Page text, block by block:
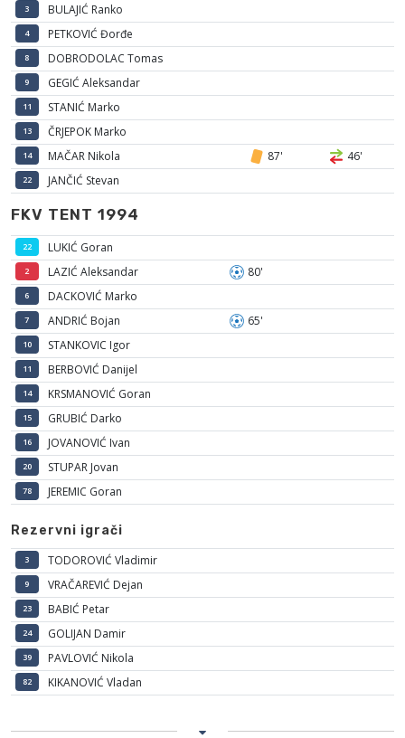
3 BULAJIĆ Ranko
4 PETKOVIĆ Đorđe
8 DOBRODOLAC Tomas
9 GEGIĆ Aleksandar
11 STANIĆ Marko
13 ČRJEPOK Marko
14 MAČAR Nikola 87' 46'
22 JANČIĆ Stevan
FKV TENT 1994
22 LUKIĆ Goran
2 LAZIĆ Aleksandar 80'
6 DACKOVIĆ Marko
7 ANDRIĆ Bojan 65'
10 STANKOVIC Igor
11 BERBOVIĆ Danijel
14 KRSMANOVIĆ Goran
15 GRUBIĆ Darko
16 JOVANOVIĆ Ivan
20 STUPAR Jovan
78 JEREMIC Goran
Rezervni igrači
3 TODOROVIĆ Vladimir
9 VRAČAREVIĆ Dejan
23 BABIĆ Petar
24 GOLIJAN Damir
39 PAVLOVIĆ Nikola
82 KIKANOVIĆ Vladan